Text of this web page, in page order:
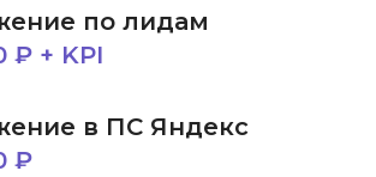
по лидам
₽ + KPI
в ПС Яндекс
₽